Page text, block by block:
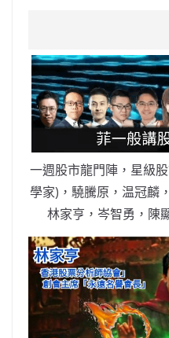
e
b
o
o
k
W
ei
b
o
s
A
p
p
一週股市龍門陣，星級
學家)，驍騰原，温冠麟
林家亨，岑智勇，陳